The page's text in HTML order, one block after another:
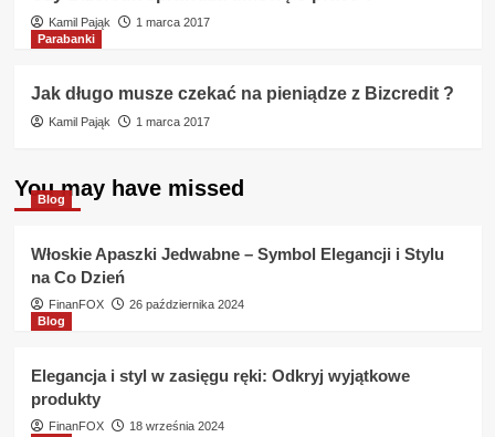
Kamil Pająk
1 marca 2017
Parabanki
Jak długo musze czekać na pieniądze z Bizcredit ?
Kamil Pająk 1 marca 2017
You may have missed
Blog
Włoskie Apaszki Jedwabne – Symbol Elegancji i Stylu
na Co Dzień
FinanFOX
26 października 2024
Blog
Elegancja i styl w zasięgu ręki: Odkryj wyjątkowe
produkty
FinanFOX
18 września 2024